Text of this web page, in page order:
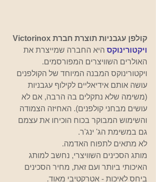
קולפן עגבניות תוצרת חברת Victorinox
ויקטורינוקס היא החברה שמייצרת את
האולרים השוויצרים המפורסמים.
ויקטורינוקס המבנה המיוחד של הקולפנים
עושה אותם אידיאליים לקילוף עגבניות
(משימה שלא נתקלים בה הרבה, אם לא
עושים מבחני קולפנים). האחיזה הצמודה
והשימוש המבוקר בכוח הוכיחו את עצמם
גם במשימת הג' ינג'ר.
לא מתאים לתפוח האדמה.
מותג הסכינים השוויצרי, נחשב למותג
האיכותי ביותר ועם זאת, מחיר הסכינים
ביחס לאיכות - אטרקטיבי מאוד.